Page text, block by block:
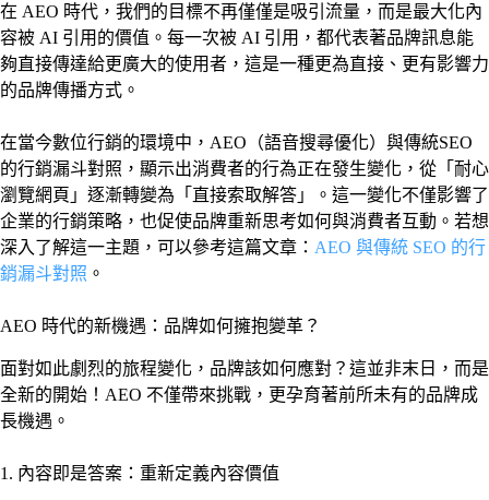
在 AEO 時代，我們的目標不再僅僅是吸引流量，而是最大化內
容被 AI 引用的價值。每一次被 AI 引用，都代表著品牌訊息能
夠直接傳達給更廣大的使用者，這是一種更為直接、更有影響力
的品牌傳播方式。
在當今數位行銷的環境中，AEO（語音搜尋優化）與傳統SEO
的行銷漏斗對照，顯示出消費者的行為正在發生變化，從「耐心
瀏覽網頁」逐漸轉變為「直接索取解答」。這一變化不僅影響了
企業的行銷策略，也促使品牌重新思考如何與消費者互動。若想
深入了解這一主題，可以參考這篇文章： AEO 與傳統 SEO 的行
銷漏斗對照 。
AEO 時代的新機遇：品牌如何擁抱變革？
面對如此劇烈的旅程變化，品牌該如何應對？這並非末日，而是
全新的開始！AEO 不僅帶來挑戰，更孕育著前所未有的品牌成
長機遇。
1. 內容即是答案：重新定義內容價值